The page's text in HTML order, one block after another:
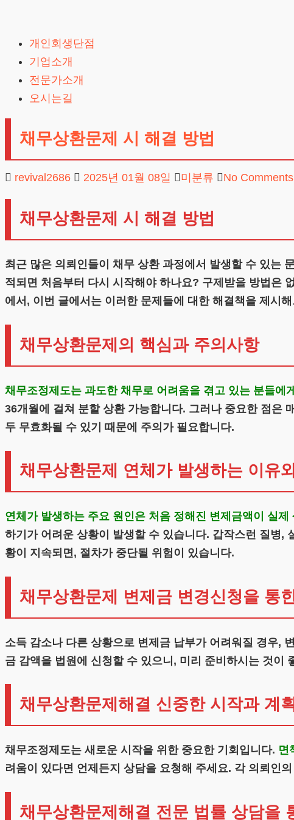
content
개인회생단점
기업소개
전문가소개
오시는길
채무상환문제 시 해결 방법
revival2686 2025년 01월 08일 미분류 No Comments
채무상환문제 시 해결 방법
최근 많은 의뢰인들이 채무 상환 과정에서 발생할 수 있는
적되면 처음부터 다시 시작해야 하나요? 구제받을 방법은
에서, 이번 글에서는 이러한 문제들에 대한 해결책을 제시
채무상환문제의 핵심과 주의사항
채무조정제도는 과도한 채무로 어려움을 겪고 있는 분들에
36개월에 걸쳐 분할 상환 가능합니다. 그러나 중요한 점은
두 무효화될 수 있기 때문에 주의가 필요합니다.
채무상환문제 연체가 발생하는 이유
연체가 발생하는 주요 원인은 처음 정해진 변제금액이 실
하기가 어려운 상황이 발생할 수 있습니다. 갑작스런 질병,
황이 지속되면, 절차가 중단될 위험이 있습니다.
채무상환문제 변제금 변경신청을 통
소득 감소나 다른 상황으로 변제금 납부가 어려워질 경우,
금 감액을 법원에 신청할 수 있으니, 미리 준비하시는 것이
채무상환문제해결 신중한 시작과 계
채무조정제도는 새로운 시작을 위한 중요한 기회입니다. 면
려움이 있다면 언제든지 상담을 요청해 주세요. 각 의뢰인
채무상환문제해결 전문 법률 상담을